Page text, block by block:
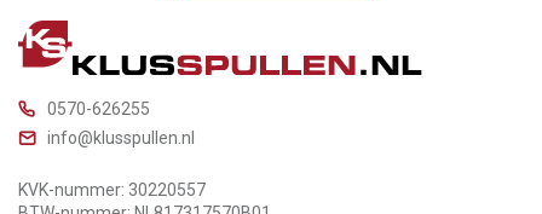
0570-626255
info@klusspullen.nl
KVK-nummer: 30220557